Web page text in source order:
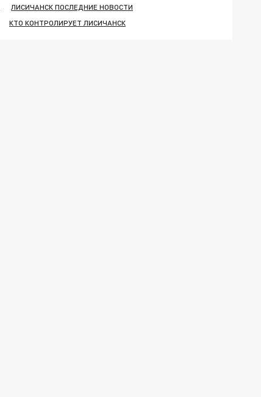
ЛИСИЧАНСК ПОСЛЕДНИЕ НОВОСТИ
КТО КОНТРОЛИРУЕТ ЛИСИЧАНСК